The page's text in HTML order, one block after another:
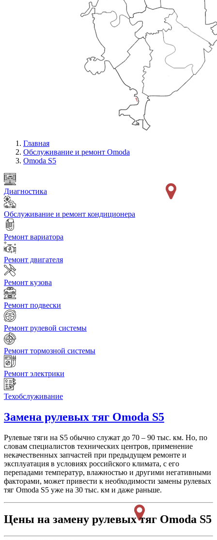
Главная
Обслуживание и ремонт Omoda
Omoda S5
Диагностика
Обслуживание и ремонт кондиционера
Ремонт вариатора
Ремонт двигателя
Ремонт кузова
Ремонт подвески
Ремонт рулевой системы
Ремонт тормозной системы
Ремонт электрики
Техобслуживание
Замена рулевых тяг Omoda S5
Рулевые тяги на S5 обычно служат до 70 – 90 тыс. км. Но, по
словам специалистов технических центров, применение
некачественных запчастей при предыдущем ремонте и
эксплуатация в условиях российского климата, с его
перепадами температур, влажностью и другими негативными
факторами, может привести к необходимости замены рулевых
тяг Omoda S5 уже на 30 тыс. км и даже раньше.
Цены на замену рулевых тяг Omoda S5